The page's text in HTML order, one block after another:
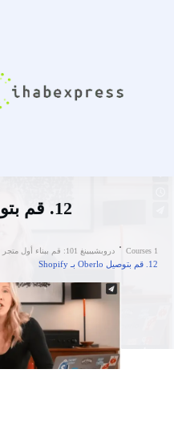
12. قم بتوصيل Oberlo بـ Shopify
Courses 1 دروبشيبينغ 101: قم ببناء أول متجر لك على الإنترنت
12. قم بتوصيل Oberlo بـ Shopify